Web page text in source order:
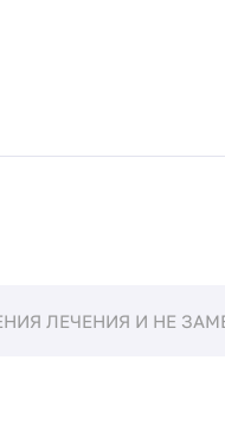
ЛЕЧЕНИЯ И НЕ